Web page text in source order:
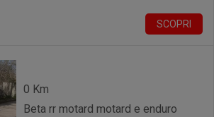
SCOPRI
0 Km
Beta rr motard motard e enduro